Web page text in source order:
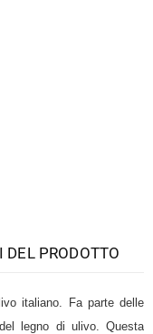
DEL PRODOTTO
italiano. Fa parte delle
legno di ulivo. Questa